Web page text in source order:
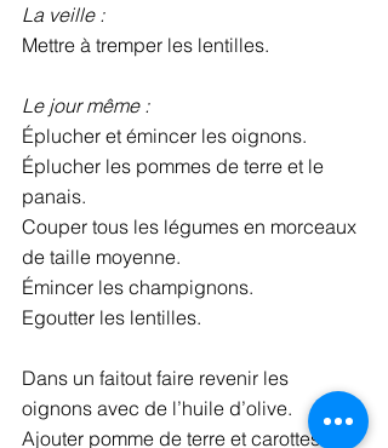
La veille :
Mettre à tremper les lentilles.
Le jour même :
Éplucher et émincer les oignons.
Éplucher les pommes de terre et le
panais.
Couper tous les légumes en morceaux
de taille moyenne.
Émincer les champignons.
Egoutter les lentilles.
Dans un faitout faire revenir les
oignons avec de l’huile d’olive.
Ajouter pomme de terre et carottes et